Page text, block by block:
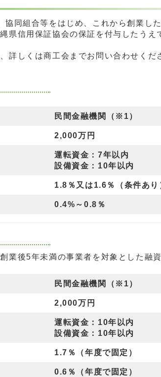
同組合等をはじめ、これから創業し
県信用保証協会の保証を付与したうえ
詳しくは商工会までお問い合わせくだ
民間金融機関（※1）
2,000万円
運転資金：7年以内
設備資金：10年以内
1.8％又は1.6％（条件あり
0.4%～0.8％
業後5年未満の事業者を対象とした融
民間金融機関（※1）
2,000万円
運転資金：10年以内
設備資金：10年以内
1.7％（年度で固定）
0.6％（年度で固定）